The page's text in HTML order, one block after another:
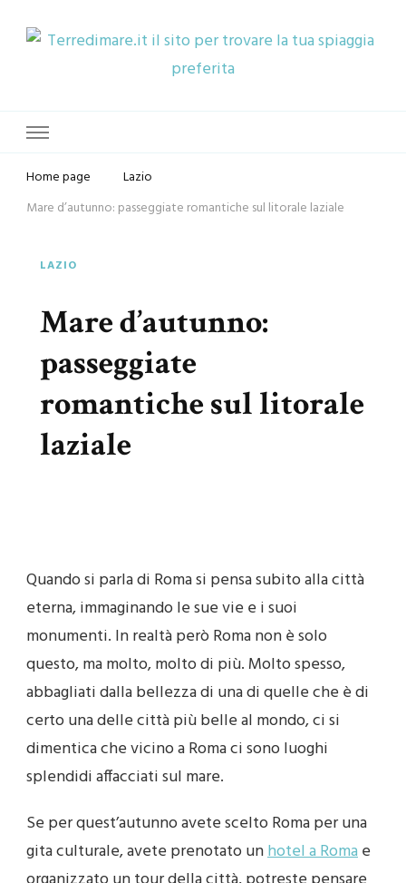
Home page
Lazio
Mare d’autunno: passeggiate romantiche sul litorale laziale
LAZIO
Mare d’autunno:
passeggiate
romantiche sul litorale
laziale
Quando si parla di Roma si pensa subito alla città
eterna, immaginando le sue vie e i suoi
monumenti. In realtà però Roma non è solo
questo, ma molto, molto di più. Molto spesso,
abbagliati dalla bellezza di una di quelle che è di
certo una delle città più belle al mondo, ci si
dimentica che vicino a Roma ci sono luoghi
splendidi affacciati sul mare.
Se per quest’autunno avete scelto Roma per una
gita culturale, avete prenotato unhotel a Romae